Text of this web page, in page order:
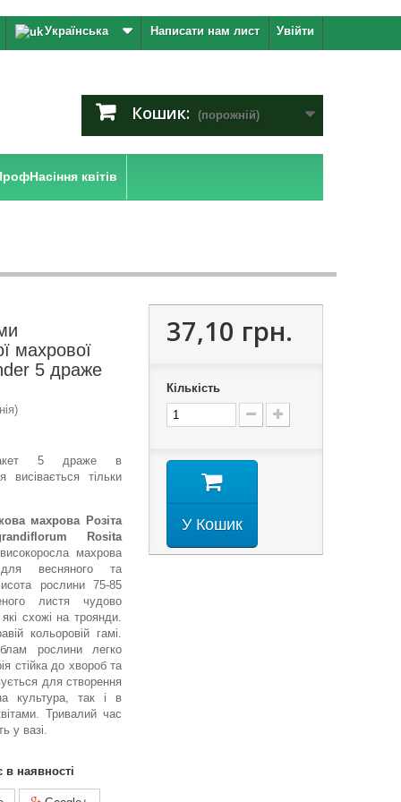
Увійти
Написати нам лист
Українська
Кошик: (порожній)
квітів
махрової
5 драже
пакет 5 драже в
висівається тільки
махрова Розіта
Rosita
махрова
весняного та
рослини 75-85
листя чудово
схожі на троянди.
кольоровій гамі.
рослини легко
стійка до хвороб та
для створення
культура, так і в
Тривалий час
у вазі.
в наявності
37,10 грн.
Кількість
У Кошик